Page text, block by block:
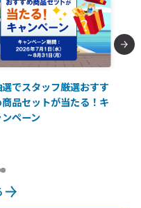
でスタッフ厳選おすす
商品セットが当たる！キ
ンペーン